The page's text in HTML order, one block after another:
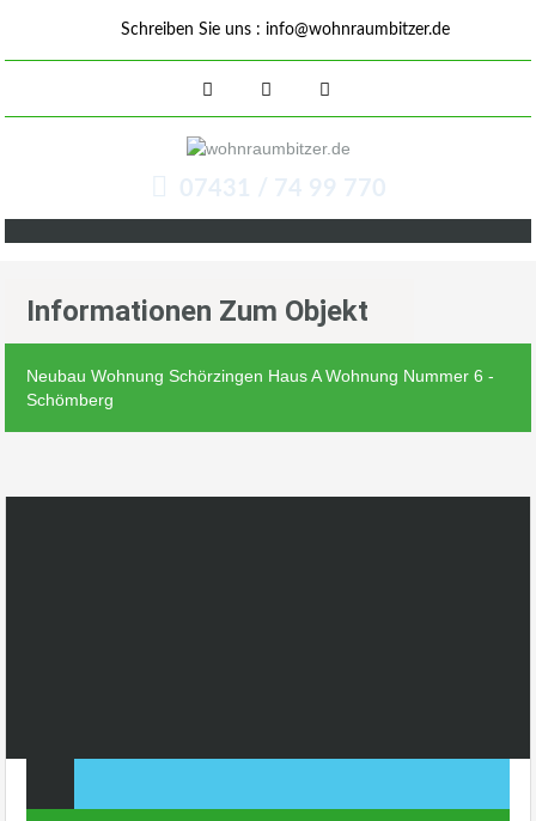
Schreiben Sie uns : info@wohnraumbitzer.de
07431 / 74 99 770
Informationen Zum Objekt
Neubau Wohnung Schörzingen Haus A Wohnung Nummer 6 -
Schömberg